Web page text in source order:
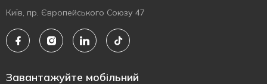
Київ, пр. Європейського Союзу 47
Завантажуйте мобільний